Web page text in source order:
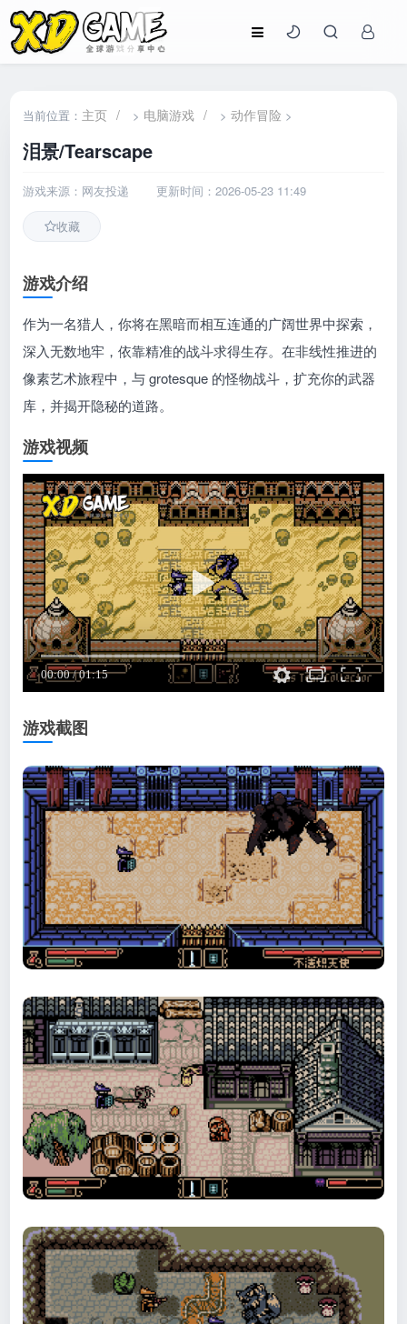
当前位置： 主页 / > 电脑游戏 / >动作冒险 >
泪景/Tearscape
游戏来源：网友投递 更新时间：2026-05-23 11:49
收藏
游戏介绍
作为一名猎人，你将在黑暗而相互连通的广阔世界中探索，
深入无数地牢，依靠精准的战斗求得生存。在非线性推进的
像素艺术旅程中，与 grotesque 的怪物战斗，扩充你的武器
库，并揭开隐秘的道路。
游戏视频
游戏截图